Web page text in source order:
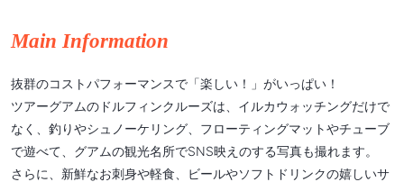
Main Information
抜群のコストパフォーマンスで「楽しい！」がいっぱい！
ツアーグアムのドルフィンクルーズは、イルカウォッチングだけで
なく、釣りやシュノーケリング、フローティングマットやチューブ
で遊べて、グアムの観光名所でSNS映えのする写真も撮れます。
さらに、新鮮なお刺身や軽食、ビールやソフトドリンクの嬉しいサ